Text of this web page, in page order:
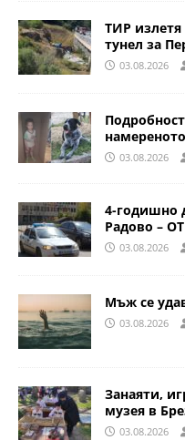
ТИР
тунел за
03.08.2026
03.08.2026
4-годишно
Радово –
03.08.2026
Мъж се
03.08.2026
Занаяти,
музея в
03.08.2026